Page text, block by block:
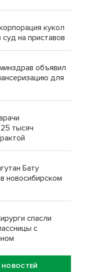
кукол
на приставов
объявил
для
тысяч
Бату
новосибирском
спасли
с